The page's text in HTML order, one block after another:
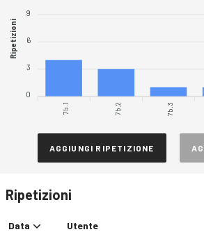
9
6
3
0
Ripetizioni
7b.1 7b.2 7b.3
AGGIUNGI RIPETIZIONE
Ripetizioni
Data Utente